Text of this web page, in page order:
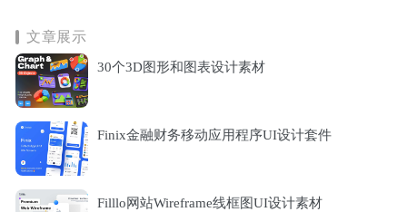
文章展示
30个3D图形和图表设计素材
Finix金融财务移动应用程序UI设计套件
Filllo网站Wireframe线框图UI设计素材